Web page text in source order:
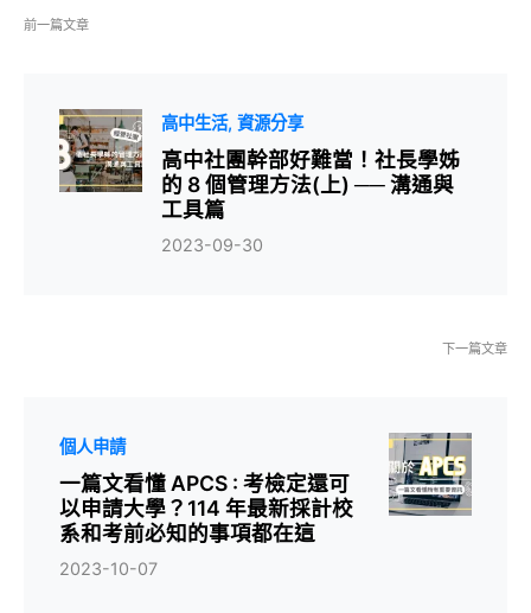
前一篇文章
高中生活 資源分享
高中社團幹部好難當！社長學姊
的 8 個管理方法(上) ── 溝通與
工具篇
2023-09-30
下一篇文章
個人申請
一篇文看懂 APCS : 考檢定還可
以申請大學？114 年最新採計校
系和考前必知的事項都在這
2023-10-07